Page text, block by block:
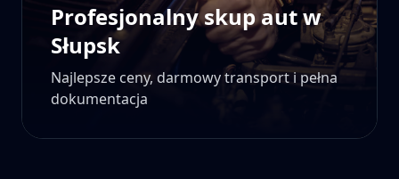
Profesjonalny skup aut w
Słupsk
Najlepsze ceny, darmowy transport i pełna
dokumentacja